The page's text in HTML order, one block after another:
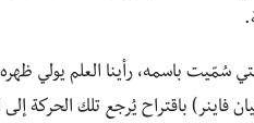
سُمّيت باسمه، رأينا العلم يولي ظهره
فاينر) باقتراح يُرجع تلك الحركة